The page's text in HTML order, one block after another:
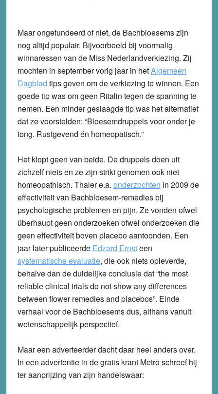
Maar ongefundeerd of niet, de Bachbloesems zijn
nog altijd populair. Bijvoorbeeld bij voormalig
winnaressen van de Miss Nederlandverkiezing. Zij
mochten in september vorig jaar in hetAlgemeen
Dagblad tips geven om de verkiezing te winnen. Een
goede tip was om geen Ritalin tegen de spanning te
nemen. Een minder geslaagde tip was het alternatief
dat ze voorstelden: “Bloesemdruppels voor onder je
tong. Rustgevend én homeopatisch.”
Het klopt geen van beide. De druppels doen uit
zichzelf niets en ze zijn strikt genomen ook niet
homeopathisch. Thaler e.a. onderzochten in 2009 de
effectiviteit van Bachbloesem-remedies bij
psychologische problemen en pijn. Ze vonden ofwel
überhaupt geen onderzoeken ofwel onderzoeken die
geen effectiviteit boven placebo aantoonden. Een
jaar later publiceerde Edzard Ernsteen
systematische evaluatie, die ook niets opleverde,
behalve dan de duidelijke conclusie dat “the most
reliable clinical trials do not show any differences
between flower remedies and placebos”. Einde
verhaal voor de Bachbloesems dus, althans vanuit
wetenschappelijk perspectief.
Maar een adverteerder dacht daar heel anders over.
In een advertentie in de gratis krant Metro schreef hij
ter aanprijzing van zijn handelswaar: